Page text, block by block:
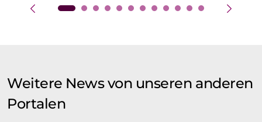
Weitere News von unseren anderen
Portalen